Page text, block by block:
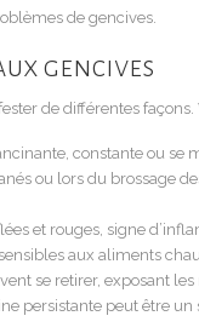
de gencives.
gencives
de différentes
constante ou
ou lors du brossage
et rouges, signe
aux aliments
se retirer, exposant
persistante peut être